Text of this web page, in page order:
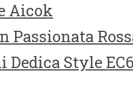
Aicok
Passionata
Dedica Style